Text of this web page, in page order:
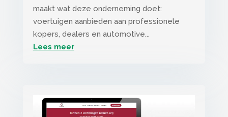
maakt wat deze onderneming doet:
voertuigen aanbieden aan professionele
kopers, dealers en automotive...
Lees meer